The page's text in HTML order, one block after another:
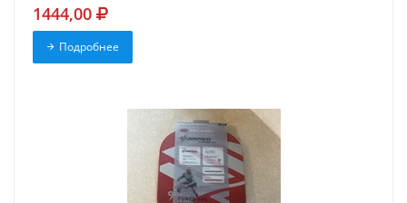
1444,00
Подробнее